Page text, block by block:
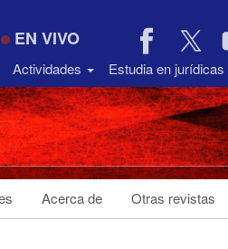
EN VIVO
Actividades Estudia en jurídicas
Acerca de Otras revistas